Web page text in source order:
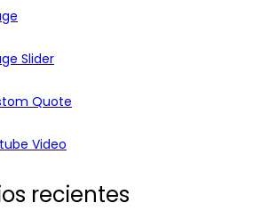
Slider
Quote
Video
recientes